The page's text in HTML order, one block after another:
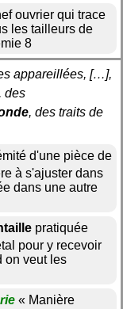
ouvrier qui trace
les tailleurs de
8
appareillées, […],
, des
, des traits de
d'une pièce de
à s'ajuster dans
dans une autre
pratiquée
pour y recevoir
on veut les
« Manière